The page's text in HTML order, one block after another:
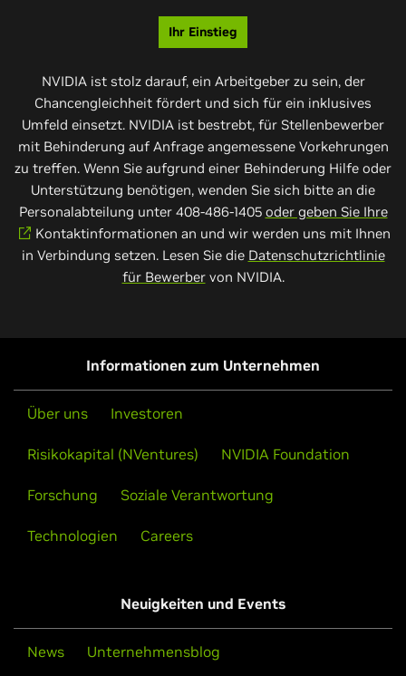
Ihr Einstieg
NVIDIA ist stolz darauf, ein Arbeitgeber zu sein, der
Chancengleichheit fördert und sich für ein inklusives
Umfeld einsetzt. NVIDIA ist bestrebt, für Stellenbewerber
mit Behinderung auf Anfrage angemessene Vorkehrungen
zu treffen. Wenn Sie aufgrund einer Behinderung Hilfe oder
Unterstützung benötigen, wenden Sie sich bitte an die
Personalabteilung unter 408-486-1405 oder geben Sie Ihre
Kontaktinformationen an und wir werden uns mit Ihnen
in Verbindung setzen. Lesen Sie die Datenschutzrichtlinie
für Bewerbervon NVIDIA.
Informationen zum Unternehmen
Über uns Investoren
Risikokapital (NVentures) NVIDIA Foundation
Forschung Soziale Verantwortung
Technologien Careers
Neuigkeiten und Events
News Unternehmensblog